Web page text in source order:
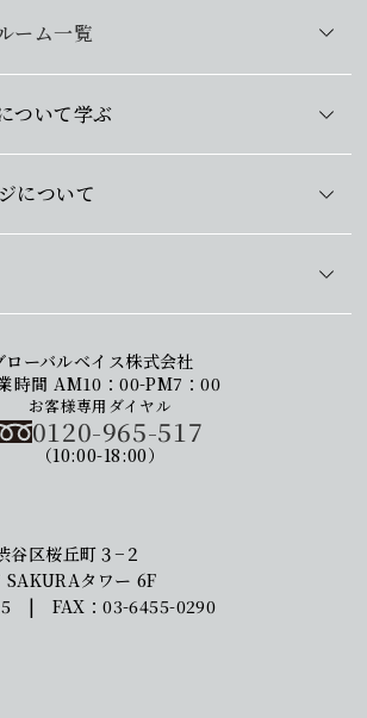
ーム一覧
ついて学ぶ
について
ローバルベイス株式会社
時間 AM10：00-PM7：00
お客様専用ダイヤル
0120-965-517
（10:00-18:00）
谷区桜丘町３−２
SAKURAタワー 6F
| FAX：03-6455-0290